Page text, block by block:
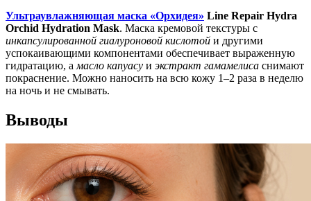
Ультраувлажняющая маска «Орхидея» Line Repair Hydra
Orchid Hydration Mask. Маска кремовой текстуры с
инкапсулированной гиалуроновой кислотой и другими
успокаивающими компонентами обеспечивает выраженную
гидратацию, а масло капуасу и экстракт гамамелиса снимают
покраснение. Можно наносить на всю кожу 1–2 раза в неделю
на ночь и не смывать.
Выводы